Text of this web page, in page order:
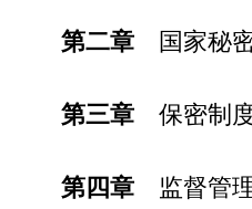
第二章国家秘密
第三章保密制
第四章监督管